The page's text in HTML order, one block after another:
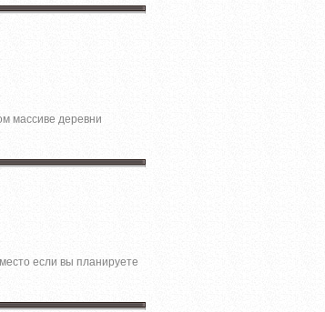
массиве деревни
если вы планируете